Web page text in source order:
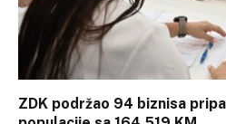
ZDK podržao 94 biznisa